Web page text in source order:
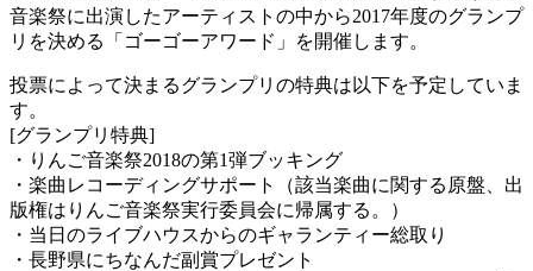
音楽祭に出演したアーティストの中から2017年度のグランプ
リを決める「ゴーゴーアワード」を開催します。
投票によって決まるグランプリの特典は以下を予定していま
す。
[グランプリ特典]
・りんご音楽祭2018の第1弾ブッキング
・楽曲レコーディングサポート（該当楽曲に関する原盤、出
版権はりんご音楽祭実行委員会に帰属する。）
・当日のライブハウスからのギャランティー総取り
・長野県にちなんだ副賞プレゼント